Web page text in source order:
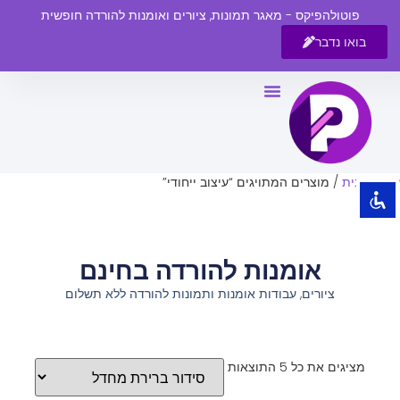
visibility_off השבת את ההבזקים
title סמן כותרות
צבע רקע
zoom_out
הקטנת גופן
הגדלת גופן
ניגודיות בהירה
פוטולהפיקס - מאגר תמונות, ציורים ואומנות להורדה חופשית
בואו נדבר
עמוד הבית / מוצרים המתויגים “עיצוב ייחודי”
אומנות להורדה בחינם
ציורים, עבודות אומנות ותמונות להורדה ללא תשלום
מציגים את כל ⁦5⁩ התוצאות